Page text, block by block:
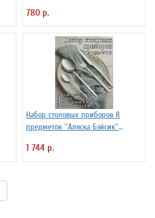
780 р.
Набор столовых приборов 8
предметов ''Аляска Бэйсик''
1 744 р.